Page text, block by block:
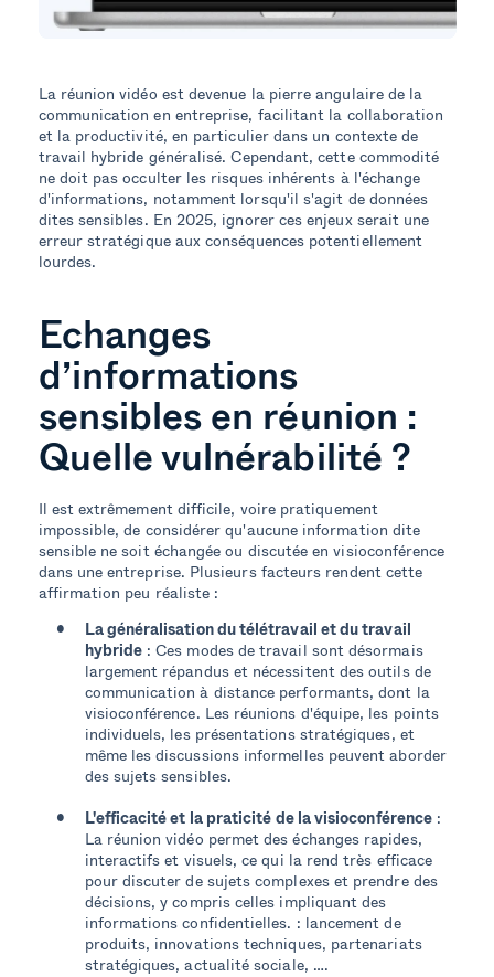
La réunion vidéo est devenue la pierre angulaire de la
communication en entreprise, facilitant la collaboration
et la productivité, en particulier dans un contexte de
travail hybride généralisé. Cependant, cette commodité
ne doit pas occulter les risques inhérents à l'échange
d'informations, notamment lorsqu'il s'agit de données
dites sensibles. En 2025, ignorer ces enjeux serait une
erreur stratégique aux conséquences potentiellement
lourdes.
Echanges
d’informations
sensibles en réunion :
Quelle vulnérabilité ?
Il est extrêmement difficile, voire pratiquement
impossible, de considérer qu'aucune information dite
sensible ne soit échangée ou discutée en visioconférence
dans une entreprise. Plusieurs facteurs rendent cette
affirmation peu réaliste :
La généralisation du télétravail et du travail
hybride : Ces modes de travail sont désormais
largement répandus et nécessitent des outils de
communication à distance performants, dont la
visioconférence. Les réunions d'équipe, les points
individuels, les présentations stratégiques, et
même les discussions informelles peuvent aborder
des sujets sensibles.
L'efficacité et la praticité de la visioconférence :
La réunion vidéo permet des échanges rapides,
interactifs et visuels, ce qui la rend très efficace
pour discuter de sujets complexes et prendre des
décisions, y compris celles impliquant des
informations confidentielles. : lancement de
produits, innovations techniques, partenariats
stratégiques, actualité sociale, ….